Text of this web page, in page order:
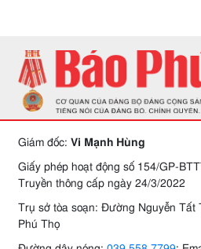
Giám đốc: Vi Mạnh Hùng
Giấy phép hoạt động số 154/GP-
Truyền thông cấp ngày 24/3/2022
Trụ sở tòa soạn: Đường Nguyễn
Phú Thọ